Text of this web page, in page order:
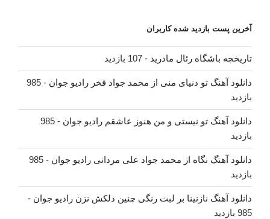
آخرین پست بازدید شده کاربران
تاریخچه باشگاه رئال مادرید - 107 بازدید
دانلود آهنگ تو دنیای منی از محمد جواد فخر رادیو جوان
- 985
بازدید
دانلود آهنگ تو نیستی و من هنوز عاشقم رادیو جوان
- 985
بازدید
دانلود آهنگ نگاه از محمد جواد علی مردانی رادیو جوان
- 985
بازدید
دانلود آهنگ نازنینا بر لبت رنگی چنین دلکش نزن رادیو جوان -
985 بازدید